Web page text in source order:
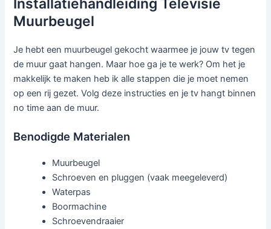
Installatiehandleiding Televisie
Muurbeugel
Je hebt een muurbeugel gekocht waarmee je jouw tv tegen
de muur gaat hangen. Maar hoe ga je te werk? Om het je
makkelijk te maken heb ik alle stappen die je moet nemen
op een rij gezet. Volg deze instructies en je tv hangt binnen
no time aan de muur.
Benodigde Materialen
Muurbeugel
Schroeven en pluggen (vaak meegeleverd)
Waterpas
Boormachine
Schroevendraaier